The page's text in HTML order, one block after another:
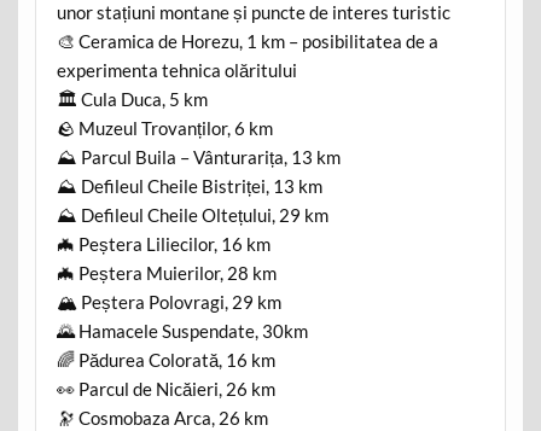
unor stațiuni montane și puncte de interes turistic
🎨 Ceramica de Horezu, 1 km – posibilitatea de a
experimenta tehnica olăritului
🏛️ Cula Duca, 5 km
🪨 Muzeul Trovanților, 6 km
⛰️ Parcul Buila – Vânturarița, 13 km
⛰️ Defileul Cheile Bistriței, 13 km
⛰️ Defileul Cheile Oltețului, 29 km
🦇 Peștera Liliecilor, 16 km
🦇 Peștera Muierilor, 28 km
🏔️ Peștera Polovragi, 29 km
🌄 Hamacele Suspendate, 30km
🌈 Pădurea Colorată, 16 km
👀 Parcul de Nicăieri, 26 km
🔭 Cosmobaza Arca, 26 km